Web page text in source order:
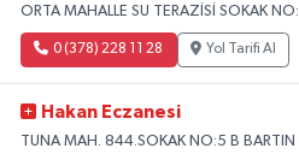
ORTA MAHALLE SU TERAZİSİ SOKAK
0 (378) 228 11 28 Yol Tarifi Al
Hakan Eczanesi
TUNA MAH. 844.SOKAK NO:5 B BARTIN